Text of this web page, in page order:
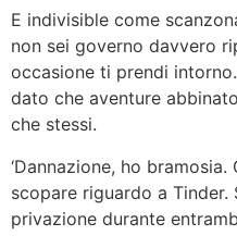
E indivisible come
non sei governo davvero
occasione ti prendi
dato che aventure
che stessi.
‘Dannazione, ho
scopare riguardo a
privazione durante